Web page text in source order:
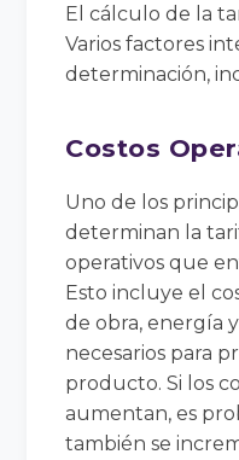
El cálculo de la
Varios factores
determinación,
Costos
Uno de los
determinan la
operativos que
Esto incluye el
de obra, energía
necesarios para
producto. Si los
aumentan, es
también se